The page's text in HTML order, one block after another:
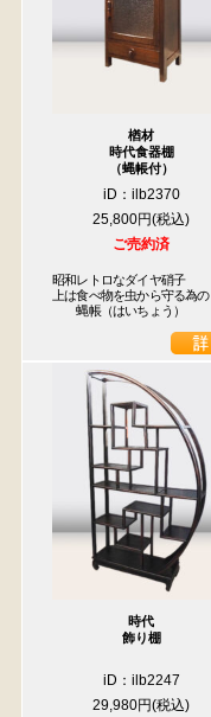
楢材
時代食器棚
（蝿帳付）
iD：ilb2370
25,800円
ご売約済
昭和レトロなダイヤ硝子
上は食べ物を虫から守る為の
蝿帳（はいちょう）
時代
飾り棚
iD：ilb2247
29,980円